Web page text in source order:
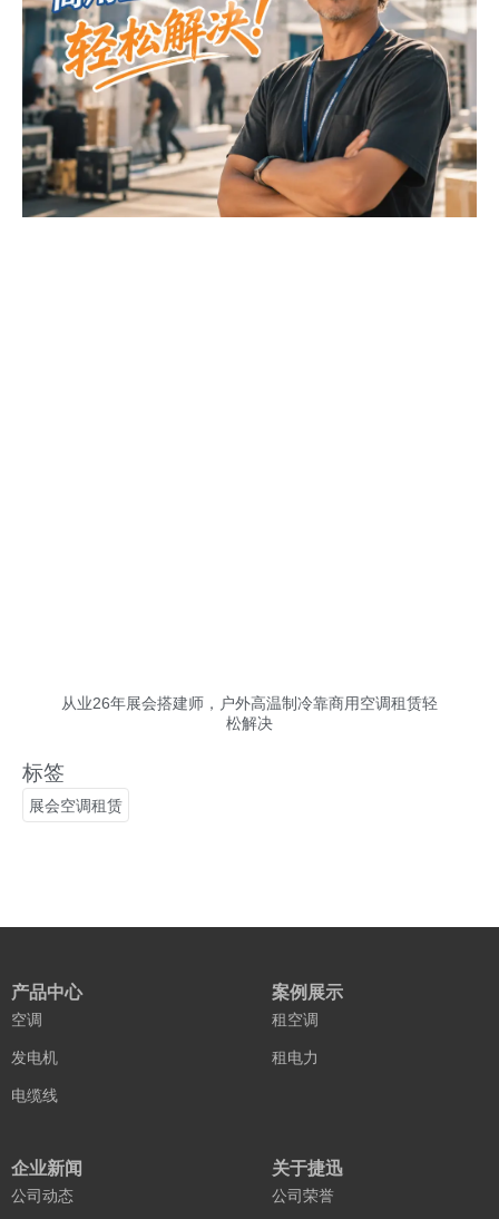
从业26年展会搭建师，户外高温制冷靠商用空调租赁轻
松解决
标签
展会空调租赁
产品中心
空调
发电机
电缆线
案例展示
租空调
租电力
企业新闻
公司动态
关于捷迅
公司荣誉